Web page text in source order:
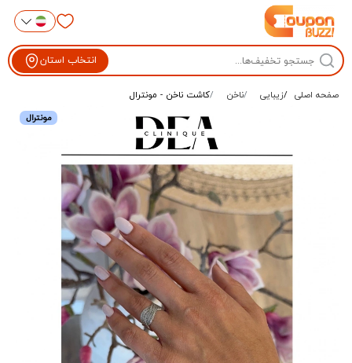
انتخاب استان
صفحه اصلی زیبایی ناخن کاشت ناخن - مونترال
مونترال